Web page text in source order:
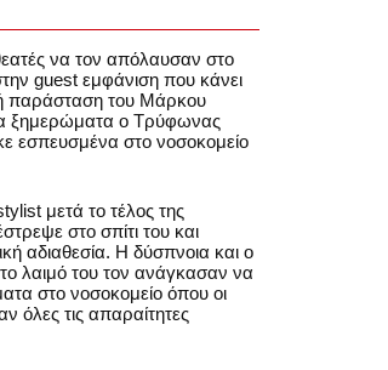
να τον απόλαυσαν στο
guest εμφάνιση που κάνει
παράσταση του Μάρκου
ξημερώματα ο Τρύφωνας
εσπευσμένα στο νοσοκομείο
μετά το τέλος της
στο σπίτι του και
αδιαθεσία. Η δύσπνοια και ο
λαιμό του τον ανάγκασαν να
στο νοσοκομείο όπου οι
όλες τις απαραίτητες